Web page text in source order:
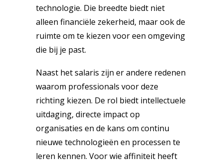
technologie. Die breedte biedt niet
alleen financiële zekerheid, maar ook de
ruimte om te kiezen voor een omgeving
die bij je past.
Naast het salaris zijn er andere redenen
waarom professionals voor deze
richting kiezen. De rol biedt intellectuele
uitdaging, directe impact op
organisaties en de kans om continu
nieuwe technologieën en processen te
leren kennen. Voor wie affiniteit heeft